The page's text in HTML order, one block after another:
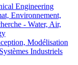
Engineering
Environnement,
- Water, Air,
Modélisation
Industriels